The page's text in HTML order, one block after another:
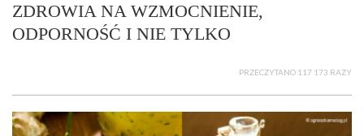
ZDROWIA NA WZMOCNIENIE,
ODPORNOŚĆ I NIE TYLKO
PRZECZYTANO 117 173 RAZY